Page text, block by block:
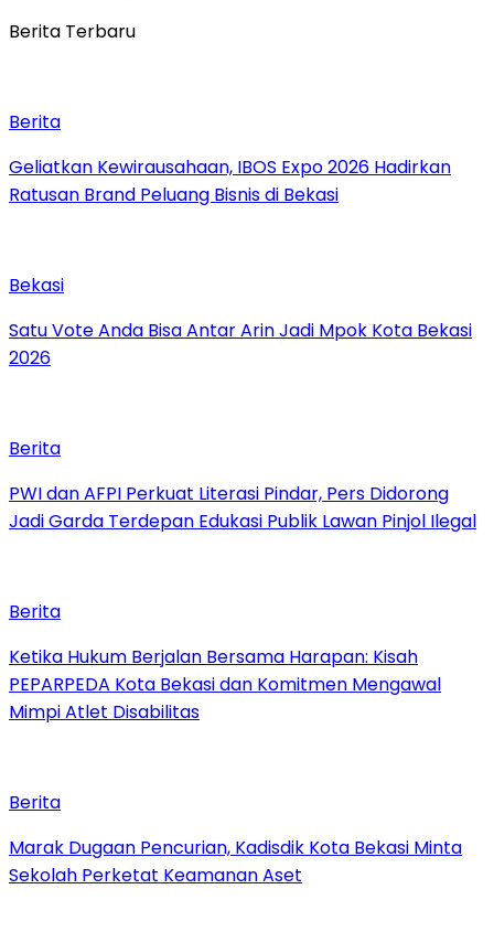
Berita Terbaru
Berita
‎Geliatkan Kewirausahaan, IBOS Expo 2026 Hadirkan
Ratusan Brand Peluang Bisnis di Bekasi
Bekasi
Satu Vote Anda Bisa Antar Arin Jadi Mpok Kota Bekasi
2026
Berita
PWI dan AFPI Perkuat Literasi Pindar, Pers Didorong
Jadi Garda Terdepan Edukasi Publik Lawan Pinjol Ilegal
Berita
Ketika Hukum Berjalan Bersama Harapan: Kisah
PEPARPEDA Kota Bekasi dan Komitmen Mengawal
Mimpi Atlet Disabilitas
Berita
‎Marak Dugaan Pencurian, Kadisdik Kota Bekasi Minta
Sekolah Perketat Keamanan Aset